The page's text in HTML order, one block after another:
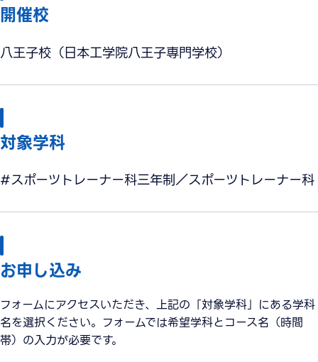
開催校
八王子校（日本工学院八王子専門学校）
対象学科
#スポーツトレーナー科三年制／スポーツトレーナー科
お申し込み
フォームにアクセスいただき、上記の「対象学科」にある学科
名を選択ください。フォームでは希望学科とコース名（時間
帯）の入力が必要です。